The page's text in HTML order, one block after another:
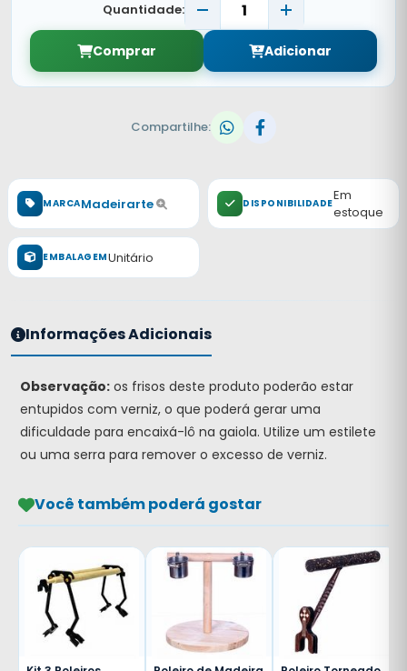
Quantidade:
Comprar Adicionar
Compartilhe:
MARCAMadeirarte DISPONIBILIDADEEm
estoque
EMBALAGEMUnitário
Informações Adicionais
Observação: os frisos deste produto poderão estar
entupidos com verniz, o que poderá gerar uma
dificuldade para encaixá-lô na gaiola. Utilize um estilete
ou uma serra para remover o excesso de verniz.
Você também poderá gostar